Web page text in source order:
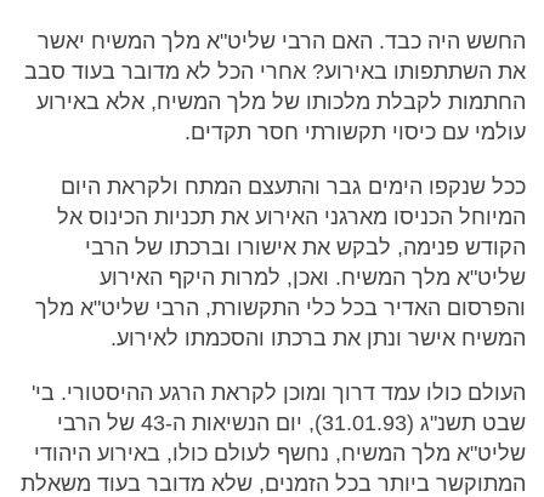
החשש היה כבד. האם הרבי שליט"א מלך המשיח יאשר
את השתתפותו באירוע? אחרי הכל לא מדובר בעוד סבב
החתמות לקבלת מלכותו של מלך המשיח, אלא באירוע
עולמי עם כיסוי תקשורתי חסר תקדים.
ככל שנקפו הימים גבר והתעצם המתח ולקראת היום
המיוחל הכניסו מארגני האירוע את תכניות הכינוס אל
הקודש פנימה, לבקש את אישורו וברכתו של הרבי
שליט"א מלך המשיח. ואכן, למרות היקף האירוע
והפרסום האדיר בכל כלי התקשורת, הרבי שליט"א מלך
המשיח אישר ונתן את ברכתו והסכמתו לאירוע.
העולם כולו עמד דרוך ומוכן לקראת הרגע ההיסטורי. בי'
שבט תשנ"ג (31.01.93), יום הנשיאות ה-43 של הרבי
שליט"א מלך המשיח, נחשף לעולם כולו, באירוע היהודי
המתוקשר ביותר בכל הזמנים, שלא מדובר בעוד משאלת